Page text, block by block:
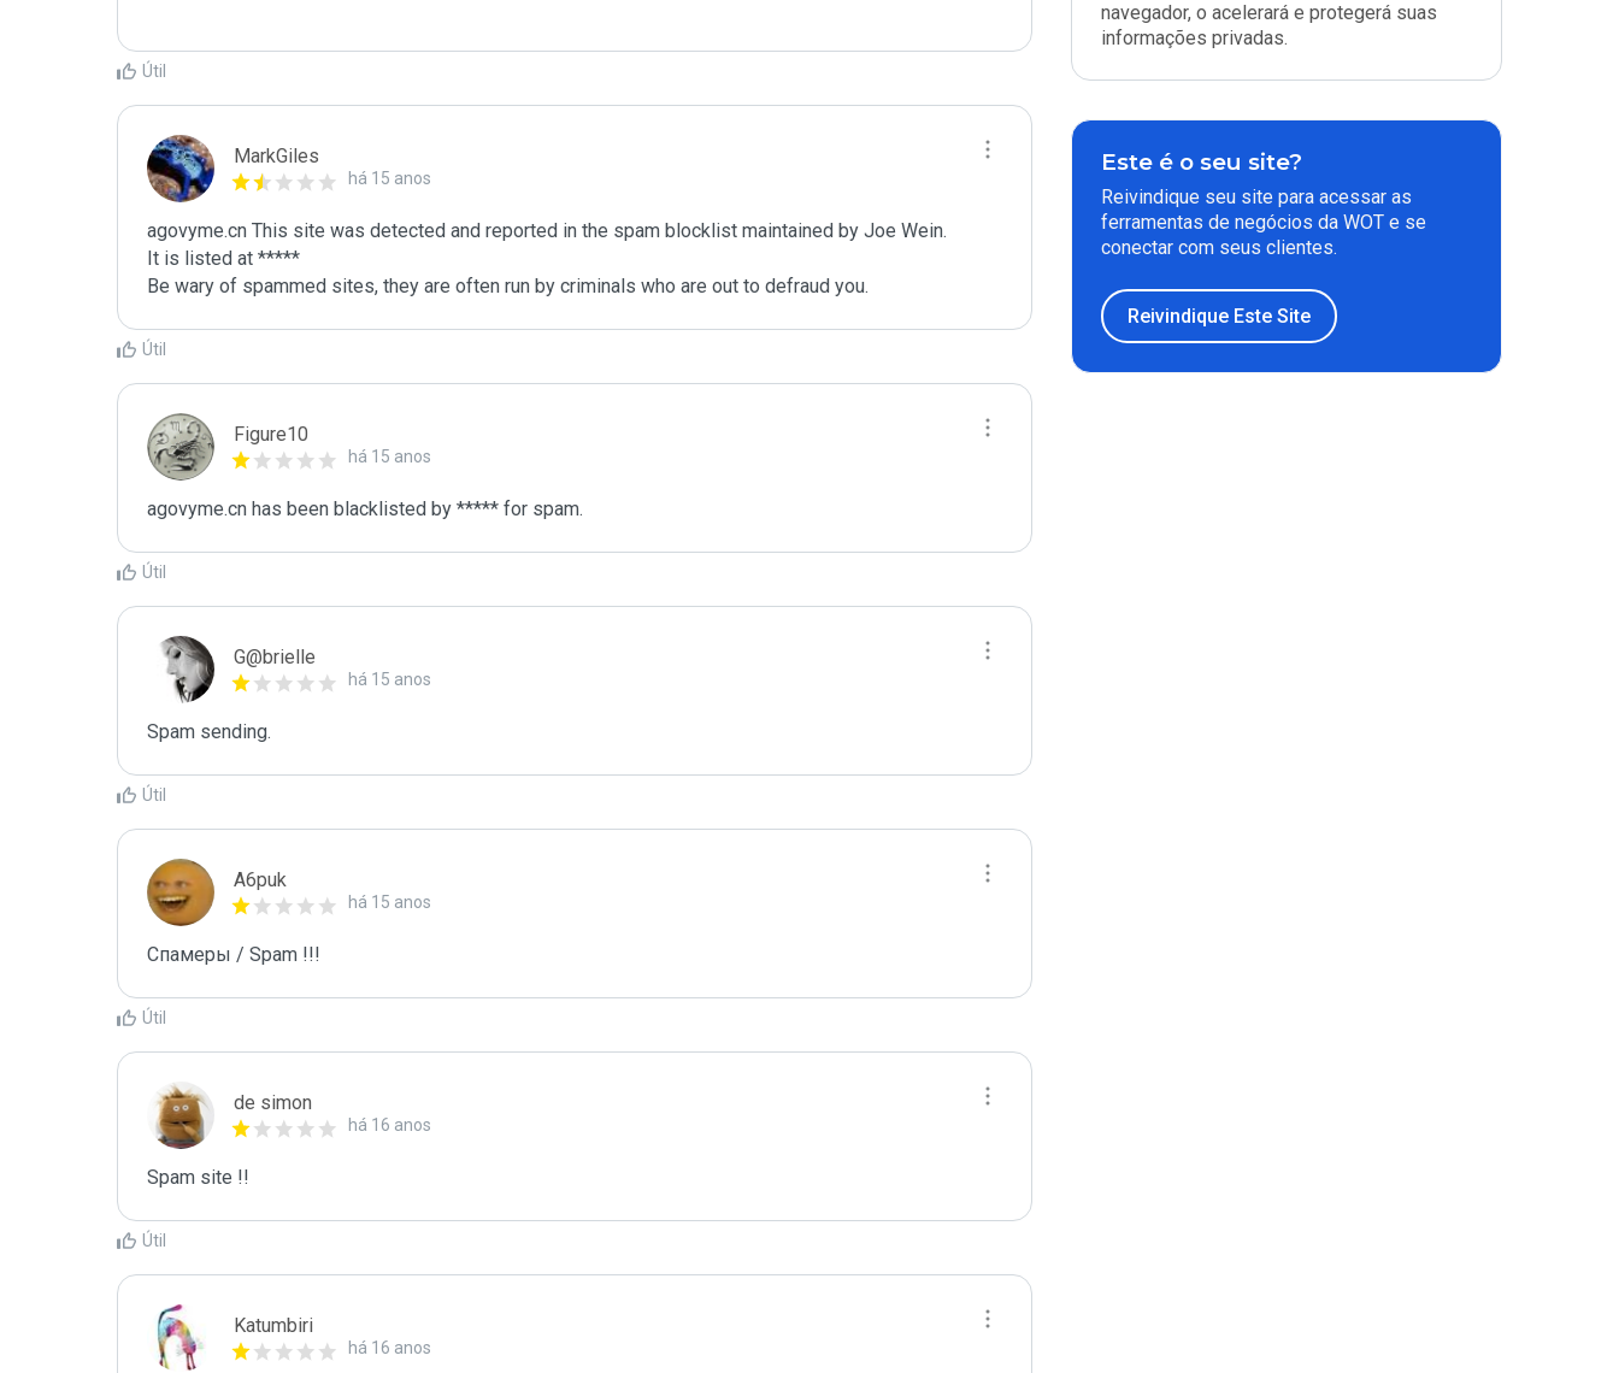
Útil
MarkGiles
há 15 anos
agovyme.cn This site was detected and reported in the spam blocklist maintained by Joe Wein.
It is listed at *****
Be wary of spammed sites, they are often run by criminals who are out to defraud you.
Útil
Figure10
há 15 anos
agovyme.cn has been blacklisted by ***** for spam.
Útil
G@brielle
há 15 anos
Spam sending.
Útil
A6puk
há 15 anos
Спамеры / Spam !!!
Útil
de simon
há 16 anos
Spam site !!
Útil
Katumbiri
há 16 anos
navegador, o acelerará e protegerá suas
informações privadas.
Este é o seu site?
Reivindique seu site para acessar as
ferramentas de negócios da WOT e se
conectar com seus clientes.
Reivindique Este Site